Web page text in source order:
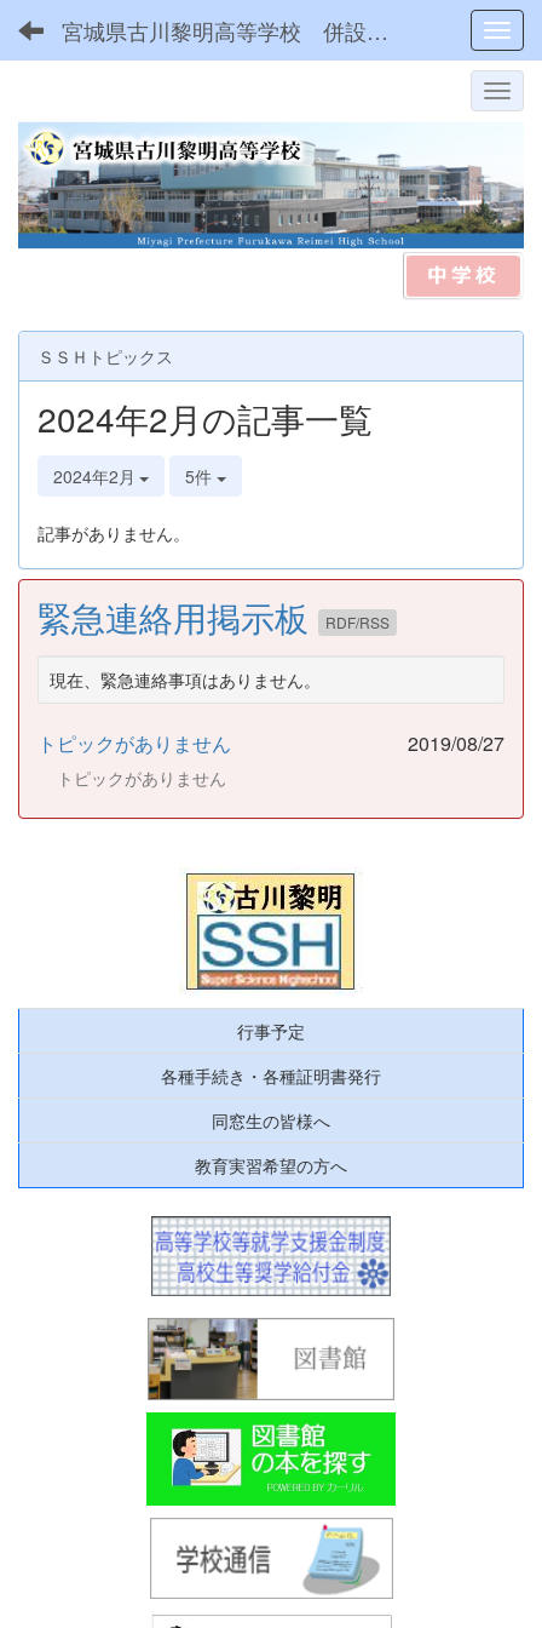
宮城県古川黎明高等学校 併設型中高一貫
ＳＳＨトピックス
2024年2月の記事一覧
2024年2月 5件
記事がありません。
緊急連絡用掲示板 RDF/RSS
現在、緊急連絡事項はありません。
トピックがありません 2019/08/27
トピックがありません
行事予定
各種手続き・各種証明書発行
同窓生の皆様へ
教育実習希望の方へ